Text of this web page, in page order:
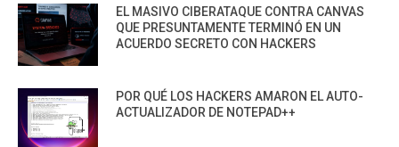
EL MASIVO CIBERATAQUE CONTRA CANVAS
QUE PRESUNTAMENTE TERMINÓ EN UN
ACUERDO SECRETO CON HACKERS
POR QUÉ LOS HACKERS AMARON EL AUTO-
ACTUALIZADOR DE NOTEPAD++